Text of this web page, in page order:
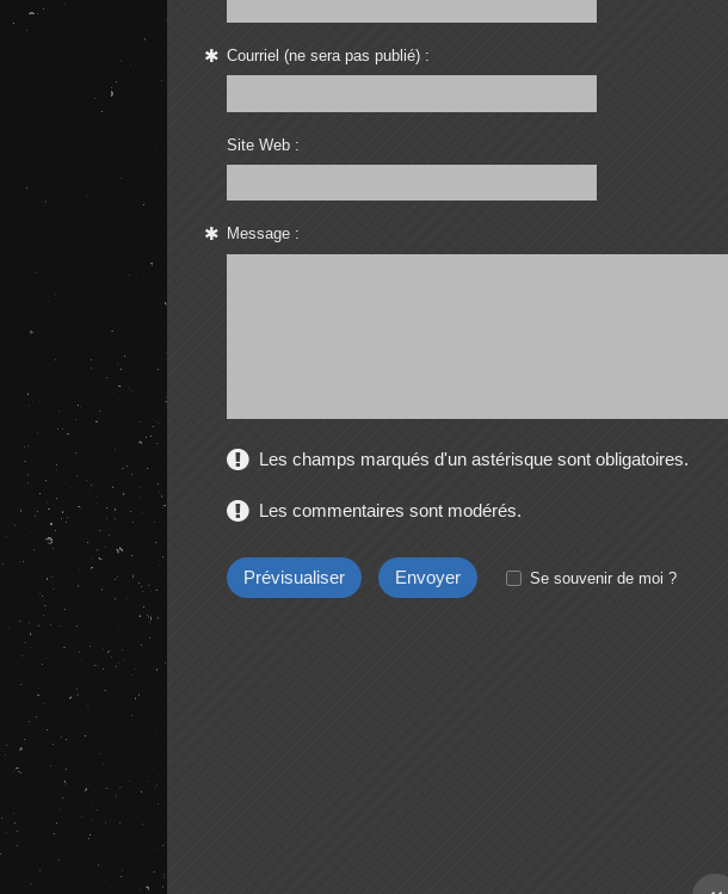
Courriel (ne sera pas publié) :
Site Web :
Message :
Les champs marqués d'un astérisque sont obligatoires.
Les commentaires sont modérés.
Se souvenir de moi ?